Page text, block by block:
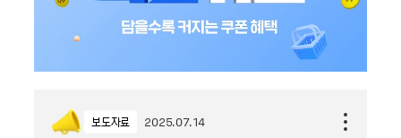
보도자료 2025.07.14